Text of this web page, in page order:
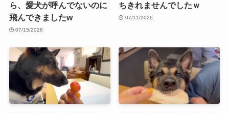
ら、愛犬が呼んでないのに
飛んできましたw
07/15/2026
ちきれませんでしたｗ
07/11/2026